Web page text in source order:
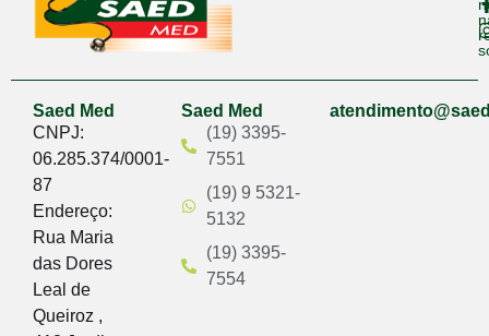
Saed Med
CNPJ:
06.285.374/0001-
87
Endereço:
Rua Maria
das Dores
Leal de
Queiroz ,
Saed Med
(19) 3395-
7551
(19) 9 5321-
5132
(19) 3395-
7554